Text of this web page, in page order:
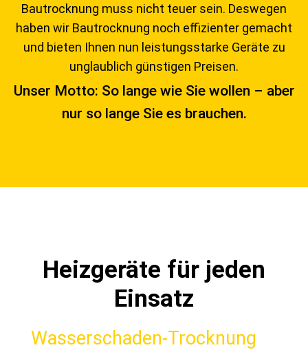
Bautrocknung muss nicht teuer sein. Deswegen
haben wir Bautrocknung noch effizienter gemacht
und bieten Ihnen nun leistungsstarke Geräte zu
unglaublich günstigen Preisen.
Unser Motto: So lange wie Sie wollen – aber
nur so lange Sie es brauchen.
Heizgeräte für jeden
Einsatz
Wasserschaden-Trocknung